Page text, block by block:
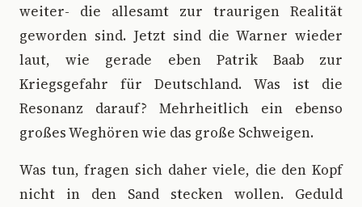
weiter- die allesamt zur traurigen Realität
geworden sind. Jetzt sind die Warner wieder
laut, wie gerade eben Patrik Baab zur
Kriegsgefahr für Deutschland. Was ist die
Resonanz darauf? Mehrheitlich ein ebenso
großes Weghören wie das große Schweigen.
Was tun, fragen sich daher viele, die den Kopf
nicht in den Sand stecken wollen. Geduld